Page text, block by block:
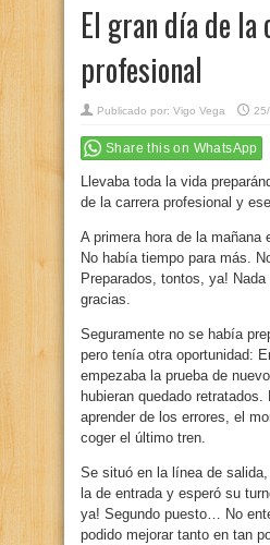
El gran día de la
profesional
Publicado por: Vigo Vega
Share this on WhatsApp
Llevaba toda la vida
de la carrera profesional y
A primera hora de la mañana
No había tiempo para más.
Preparados, tontos, ya!
gracias.
Seguramente no se había
pero tenía otra oportunidad:
empezaba la prueba de
hubieran quedado retratados.
aprender de los errores, el
coger el último tren.
Se situó en la línea de
la de entrada y esperó su
ya! Segundo puesto… No
podido mejorar tanto en tan